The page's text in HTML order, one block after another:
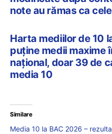
note au rămas ca
Harta mediilor de 10
puține medii maxime
național, doar 39 de
media 10
Similare
Media 10 la BAC 2026 –